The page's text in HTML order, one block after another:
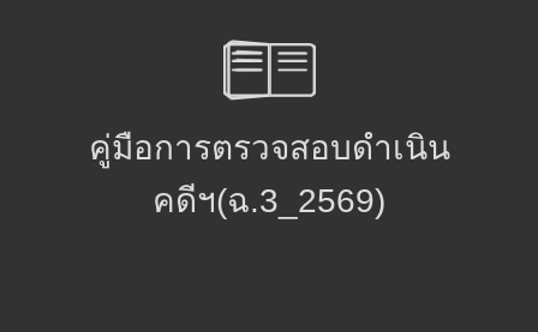
คู่มือการตรวจสอบดำเนิน
คดีฯ(ฉ.3_2569)